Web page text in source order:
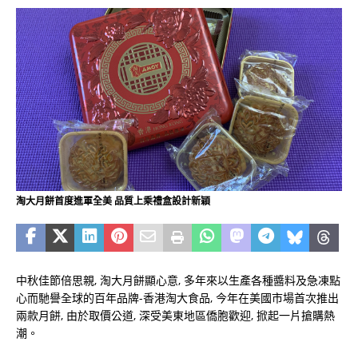
淘大月餅首度進軍全美 品質上乘禮盒設計新穎
中秋佳節倍思親, 淘大月餅顯心意, 多年來以生產各種醬料及急凍點
心而馳譽全球的百年品牌-香港淘大食品, 今年在美國市場首次推出
兩款月餅, 由於取價公道, 深受美東地區僑胞歡迎, 掀起一片搶購熱
潮。